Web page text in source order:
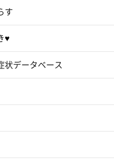
す
♥
状データベース